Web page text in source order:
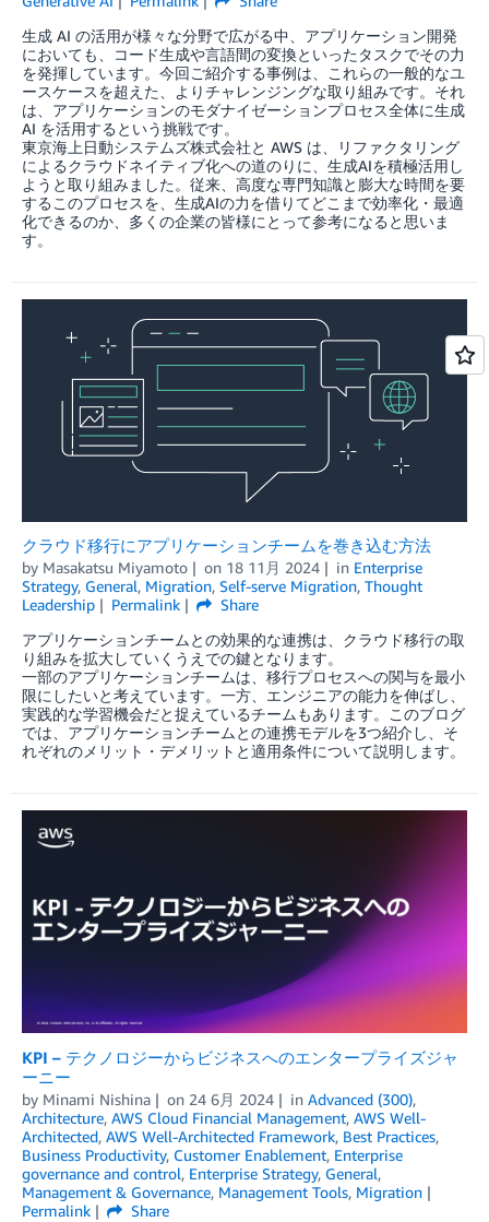
生成 AI の活用が様々な分野で広がる中、アプリケーション開発
においても、コード生成や言語間の変換といったタスクでその力
を発揮しています。今回ご紹介する事例は、これらの一般的なユ
ースケースを超えた、よりチャレンジングな取り組みです。それ
は、アプリケーションのモダナイゼーションプロセス全体に生成
AI を活用するという挑戦です。
東京海上日動システムズ株式会社と AWS は、リファクタリング
によるクラウドネイティブ化への道のりに、生成AIを積極活用し
ようと取り組みました。従来、高度な専門知識と膨大な時間を要
するこのプロセスを、生成AIの力を借りてどこまで効率化・最適
化できるのか、多くの企業の皆様にとって参考になると思いま
す。
クラウド移行にアプリケーションチームを巻き込む方法
by Masakatsu Miyamoto on 18 11月 2024 in Enterprise
Strategy, General, Migration, Self-serve Migration, Thought
Leadership
Permalink
Share
アプリケーションチームとの効果的な連携は、クラウド移行の取
り組みを拡大していくうえでの鍵となります。
一部のアプリケーションチームは、移行プロセスへの関与を最小
限にしたいと考えています。一方、エンジニアの能力を伸ばし、
実践的な学習機会だと捉えているチームもあります。このブログ
では、アプリケーションチームとの連携モデルを3つ紹介し、そ
れぞれのメリット・デメリットと適用条件について説明します。
KPI – テクノロジーからビジネスへのエンタープライズジャ
ーニー
by Minami Nishina on 24 6月 2024 in Advanced (300),
Architecture, AWS Cloud Financial Management, AWS Well-
Architected, AWS Well-Architected Framework, Best Practices,
Business Productivity, Customer Enablement, Enterprise
governance and control, Enterprise Strategy, General,
Management & Governance, Management Tools, Migration
Permalink
Share